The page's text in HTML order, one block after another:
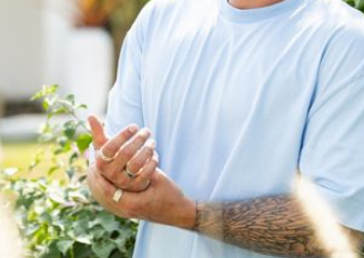
Promiflash Exklusiv
Alle Themen auf Promiflash
Jobs
App runterladen
Team